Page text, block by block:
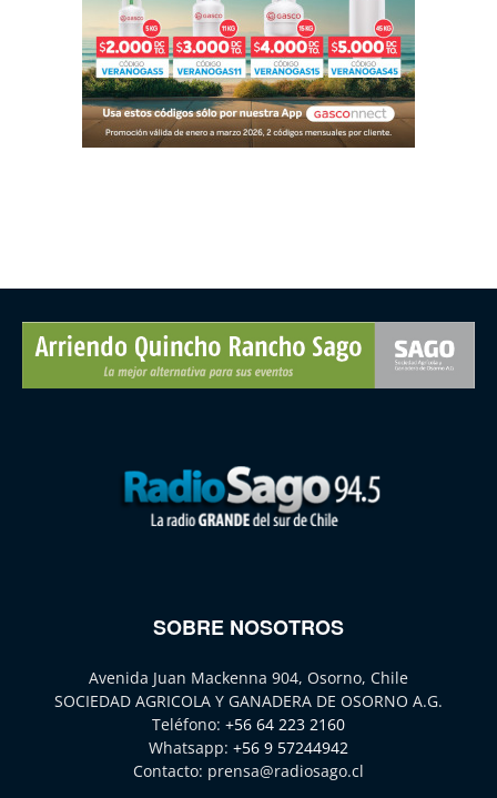
SOBRE NOSOTROS
Avenida Juan Mackenna 904, Osorno, Chile
SOCIEDAD AGRICOLA Y GANADERA DE OSORNO A.G.
Teléfono: +56 64 223 2160
Whatsapp: +56 9 57244942
Contacto: prensa@radiosago.cl